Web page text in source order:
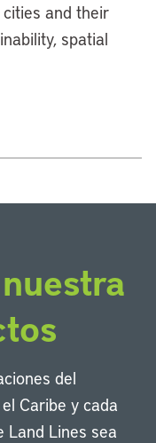
and their
spatial
del
Caribe y cada
Land Lines sea